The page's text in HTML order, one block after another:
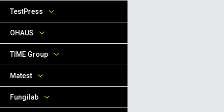
TestPress
OHAUS
TIME Group
Matest
Fungilab